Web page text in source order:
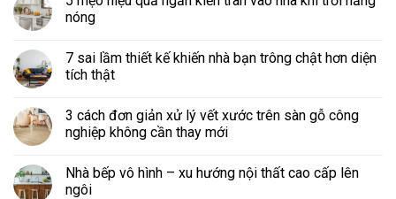
nóng
7 sai lầm thiết kế khiến nhà bạn trông chật hơn diện
tích thật
3 cách đơn giản xử lý vết xước trên sàn gỗ công
nghiệp không cần thay mới
Nhà bếp vô hình – xu hướng nội thất cao cấp lên
ngôi